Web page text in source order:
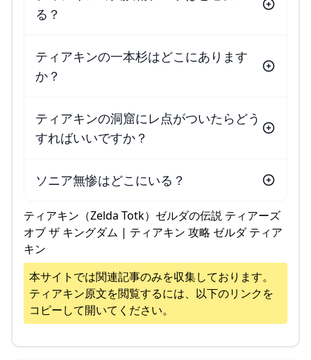
る？
ティアキンの一本杉はどこにあります
か？
ティアキンの洞窟にレ点がついたらどう
すればいいですか？
ソニア無惨はどこにいる？
ティアキン（Zelda Totk）ゼルダの伝説 ティアーズ
オブ ザ キングダム | ティアキン 攻略 ゼルダ ティア
キン
本サイトでは関連記事のみを収集しております。
ティアキン原文を閲覧するには、以下のリンクを
コピーして開いてください。